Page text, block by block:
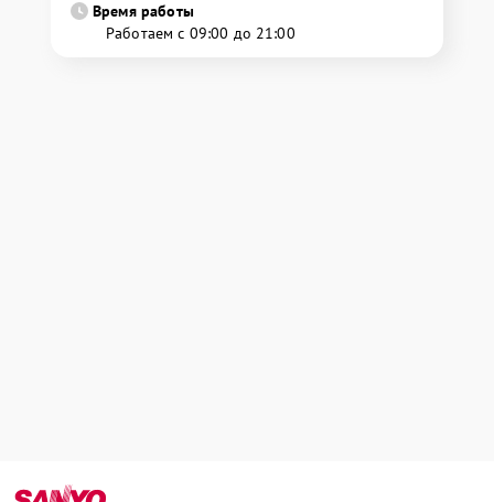
Время работы
Работаем с 09:00 до 21:00